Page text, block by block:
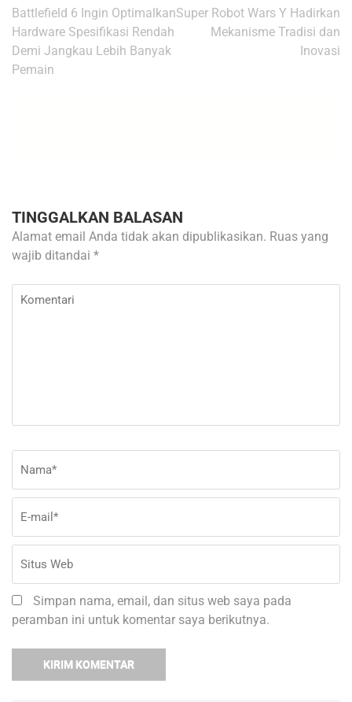
Navigasi
pos
Battlefield 6 Ingin Optimalkan
Hardware Spesifikasi Rendah
Demi Jangkau Lebih Banyak
Pemain
Super Robot Wars Y Hadirkan
Mekanisme Tradisi dan
Inovasi
TINGGALKAN BALASAN
Alamat email Anda tidak akan dipublikasikan. Ruas yang
wajib ditandai *
Komentari
Simpan nama, email, dan situs web saya pada
peramban ini untuk komentar saya berikutnya.